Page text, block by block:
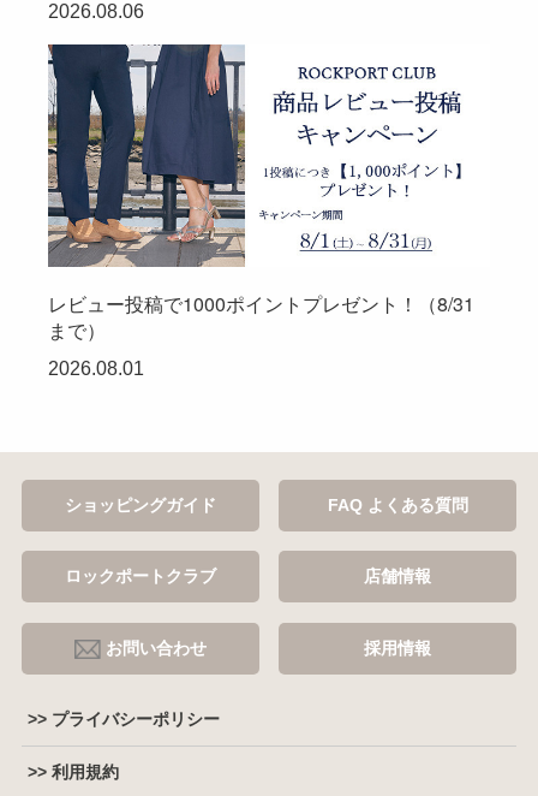
2026.08.06
レビュー投稿で1000ポイントプレゼント！（8/31
まで）
2026.08.01
ショッピングガイド FAQ よくある質問
ロックポートクラブ 店舗情報
お問い合わせ 採用情報
>> プライバシーポリシー
>> 利用規約